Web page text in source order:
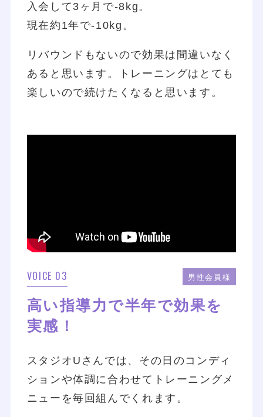
入会して3ヶ月で-8kg。
現在約1年で-10kg。
リバウンドもないので効果は間違いなく
あると思います。トレーニングはとても
楽しいので続けたくなると思います。
VOICE 03 男性会員様
高い指導力で半年で効果を
実感！
スタジオUさんでは、その日のコンディ
ションや体調に合わせてトレーニングメ
ニューを毎回組んでくれます。